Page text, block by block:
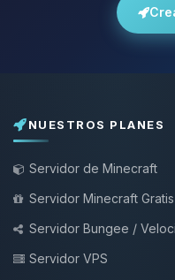
NUESTROS PLANES
Servidor de Minecraft
Servidor Minecraft Gratis
Servidor Bungee /
Servidor VPS